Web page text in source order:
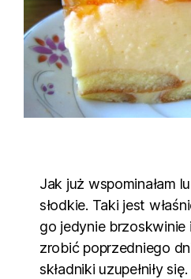
Jak już wspominałam
słodkie. Taki jest
go jedynie brzoskwinie
zrobić poprzedniego
składniki uzupełniły